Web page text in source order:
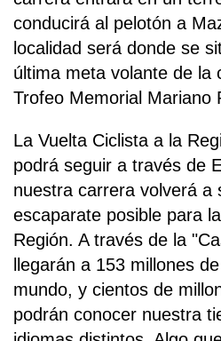
conducirá al pelotón a
localidad será donde se
última meta volante de la
Trofeo Memorial Mariano
La Vuelta Ciclista a la
podrá seguir a través de
nuestra carrera volverá a
escaparate posible para
Región. A través de la
llegarán a 153 millones
mundo, y cientos de
podrán conocer nuestra